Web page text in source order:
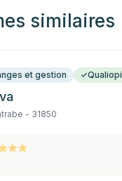
similaires
et gestion Qualiopi
- 31850